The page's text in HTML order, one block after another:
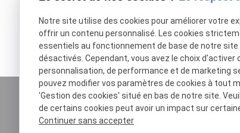
Notre site utilise des cookies pour améliorer votre
offrir un contenu personnalisé. Les cookies
essentiels au fonctionnement de base de notre
désactivés. Cependant, vous avez le choix d'activer
personnalisation, de performance et de marketing
pouvez modifier vos paramètres de cookies à tout
'Gestion des cookies' situé en bas de notre site.
de certains cookies peut avoir un impact sur
Continuer sans accepter